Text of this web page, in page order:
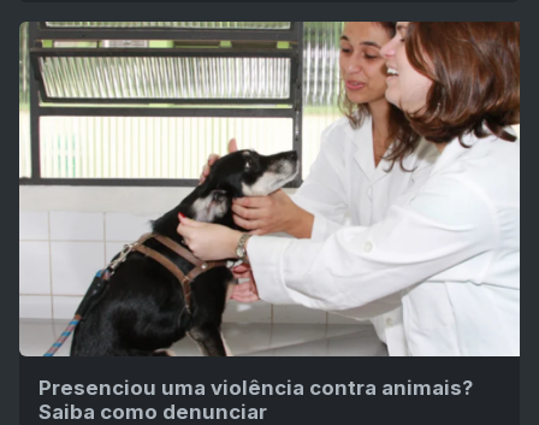
Presenciou uma violência contra animais?
Saiba como denunciar